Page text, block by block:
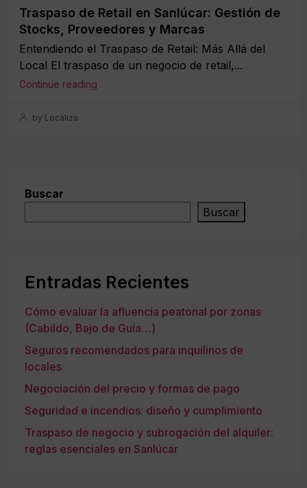
Traspaso de Retail en Sanlúcar: Gestión de
Stocks, Proveedores y Marcas
Entendiendo el Traspaso de Retail: Más Allá del
Local El traspaso de un negocio de retail,...
Continue reading
by Localiza
Buscar
Buscar
Entradas Recientes
Cómo evaluar la afluencia peatonal por zonas
(Cabildo, Bajo de Guía…)
Seguros recomendados para inquilinos de
locales
Negociación del precio y formas de pago
Seguridad e incendios: diseño y cumplimiento
Traspaso de negocio y subrogación del alquiler:
reglas esenciales en Sanlúcar